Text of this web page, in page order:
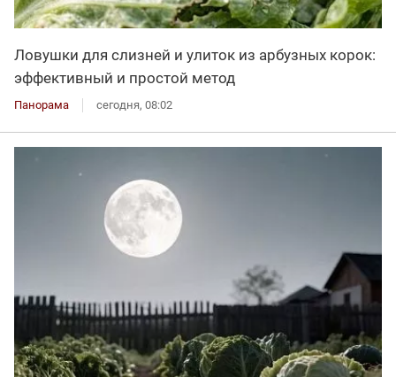
Ловушки для слизней и улиток из арбузных корок:
эффективный и простой метод
Панорама сегодня, 08:02